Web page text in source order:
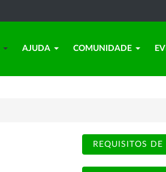
AJUDA COMUNIDADE
REQUISITOS DE